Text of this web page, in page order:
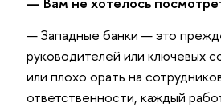
— Западные банки — это
руководителей или ключевых
или плохо орать на
ответственности, каждый